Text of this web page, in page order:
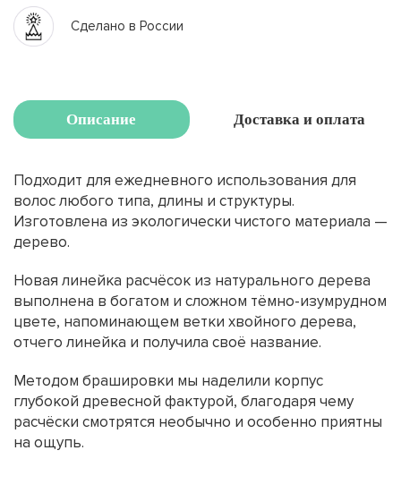
Сделано в России
Описание Доставка и оплата
Подходит для ежедневного использования для
волос любого типа, длины и структуры.
Изготовлена из экологически чистого материала —
дерево.
Новая линейка расчёсок из натурального дерева
выполнена в богатом и сложном тёмно-изумрудном
цвете, напоминающем ветки хвойного дерева,
отчего линейка и получила своё название.
Методом брашировки мы наделили корпус
глубокой древесной фактурой, благодаря чему
расчёски смотрятся необычно и особенно приятны
на ощупь.